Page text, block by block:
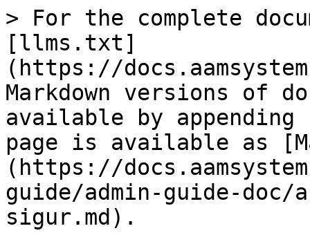
> For the complete
[llms.txt]
(https://
Markdown versions of
available by
page is available as
(https://
guide/admin-guide-
sigur.md).